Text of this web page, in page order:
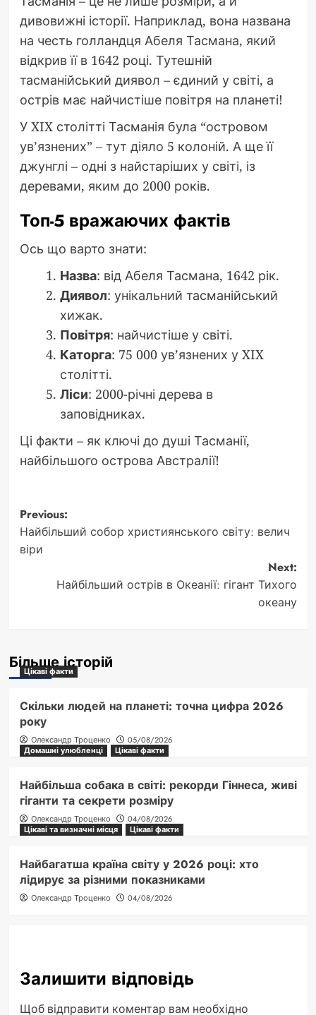
дивовижні історії. Наприклад, вона названа
на честь голландця Абеля Тасмана, який
відкрив її в 1642 році. Тутешній
тасманійський диявол – єдиний у світі, а
острів має найчистіше повітря на планеті!
У XIX столітті Тасманія була “островом
ув’язнених” – тут діяло 5 колоній. А ще її
джунглі – одні з найстаріших у світі, із
деревами, яким до 2000 років.
Топ-5 вражаючих фактів
Ось що варто знати:
Назва: від Абеля Тасмана, 1642 рік.
Диявол: унікальний тасманійський
хижак.
Повітря: найчистіше у світі.
Каторга: 75 000 ув’язнених у XIX
столітті.
Ліси: 2000-річні дерева в
заповідниках.
Ці факти – як ключі до душі Тасманії,
найбільшого острова Австралії!
Post
navigation
Previous:
Найбільший собор християнського світу: велич
віри
Next:
Найбільший острів в Океанії: гігант Тихого
океану
Більше історій
Цікаві факти
Скільки людей на планеті: точна цифра 2026
року
Олександр Троценко
05/08/2026
Домашні улюбленці
Цікаві факти
Найбільша собака в світі: рекорди Гіннеса, живі
гіганти та секрети розміру
Олександр Троценко
04/08/2026
Цікаві та визначні місця
Цікаві факти
Найбагатша країна світу у 2026 році: хто
лідирує за різними показниками
Олександр Троценко 04/08/2026
Залишити відповідь
Щоб відправити коментар вам необхідно